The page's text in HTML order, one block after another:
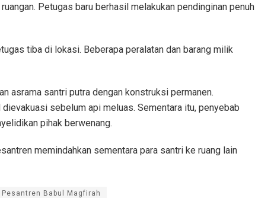
Petugas baru berhasil melakukan pendinginan penuh
tiba di lokasi. Beberapa peralatan dan barang milik
asrama santri putra dengan konstruksi permanen.
sebelum api meluas. Sementara itu, penyebab
pihak berwenang.
memindahkan sementara para santri ke ruang lain
Pesantren Babul Magfirah